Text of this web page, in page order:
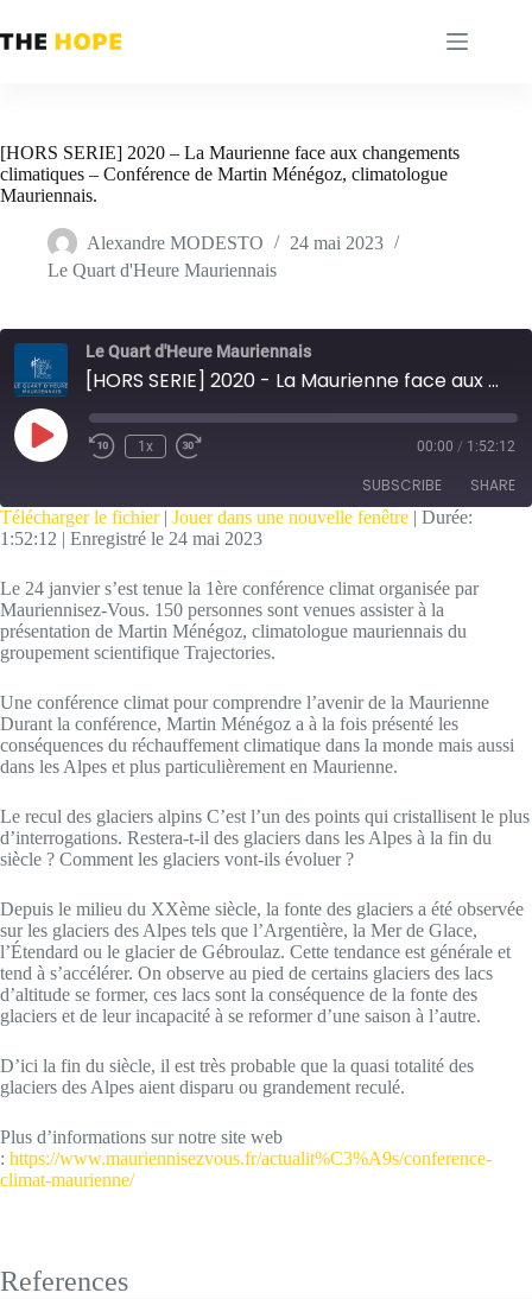
au
contenu
[HORS SERIE] 2020 – La Maurienne face aux changements
climatiques – Conférence de Martin Ménégoz, climatologue
Mauriennais.
Alexandre MODESTO
24 mai 2023
Le Quart d'Heure Mauriennais
Le Quart d'Heure Mauriennais
[HORS SERIE] 2020 - La Maurienne face aux changements climatiques - Conférence de Martin Ménégoz, climatologue Mauriennais.
Play
Episode
1x 00:00 / 1:52:12
SUBSCRIBE SHARE
LINK
EMBED
Télécharger le fichier| Jouer dans une nouvelle fenêtre | Durée:
1:52:12 | Enregistré le 24 mai 2023
Le 24 janvier s’est tenue la 1ère conférence climat organisée par
Mauriennisez-Vous. 150 personnes sont venues assister à la
présentation de Martin Ménégoz, climatologue mauriennais du
groupement scientifique Trajectories.
Une conférence climat pour comprendre l’avenir de la Maurienne
Durant la conférence, Martin Ménégoz a à la fois présenté les
conséquences du réchauffement climatique dans la monde mais aussi
dans les Alpes et plus particulièrement en Maurienne.
Le recul des glaciers alpins C’est l’un des points qui cristallisent le plus
d’interrogations. Restera-t-il des glaciers dans les Alpes à la fin du
siècle ? Comment les glaciers vont-ils évoluer ?
Depuis le milieu du XXème siècle, la fonte des glaciers a été observée
sur les glaciers des Alpes tels que l’Argentière, la Mer de Glace,
l’Étendard ou le glacier de Gébroulaz. Cette tendance est générale et
tend à s’accélérer. On observe au pied de certains glaciers des lacs
d’altitude se former, ces lacs sont la conséquence de la fonte des
glaciers et de leur incapacité à se reformer d’une saison à l’autre.
D’ici la fin du siècle, il est très probable que la quasi totalité des
glaciers des Alpes aient disparu ou grandement reculé.
Plus d’informations sur notre site web
: https://www.mauriennisezvous.fr/actualit%C3%A9s/conference-
climat-maurienne/
References